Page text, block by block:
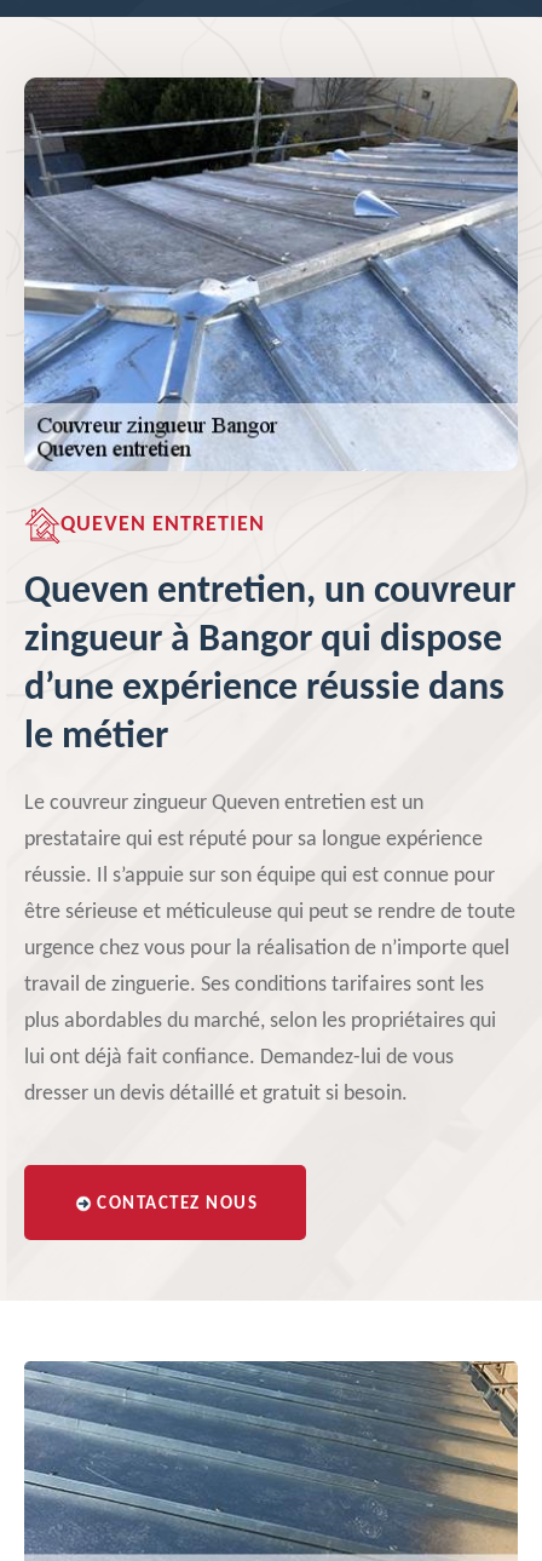
QUEVEN ENTRETIEN
Queven entretien, un couvreur
zingueur à Bangor qui dispose
d’une expérience réussie dans
le métier
Le couvreur zingueur Queven entretien est un
prestataire qui est réputé pour sa longue expérience
réussie. Il s’appuie sur son équipe qui est connue pour
être sérieuse et méticuleuse qui peut se rendre de toute
urgence chez vous pour la réalisation de n’importe quel
travail de zinguerie. Ses conditions tarifaires sont les
plus abordables du marché, selon les propriétaires qui
lui ont déjà fait confiance. Demandez-lui de vous
dresser un devis détaillé et gratuit si besoin.
CONTACTEZ NOUS